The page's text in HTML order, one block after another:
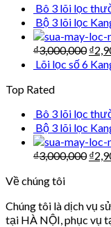
Bô 3 lõi lọc
Bộ 3 lõi lọc
₫3,000,000 ₫
Lõi lọc số 6
Top Rated
Bô 3 lõi lọc
Bộ 3 lõi lọc
₫3,000,000 ₫
Về chúng tôi
Chúng tôi là dịch vụ
tại HÀ NỘI, phục vụ